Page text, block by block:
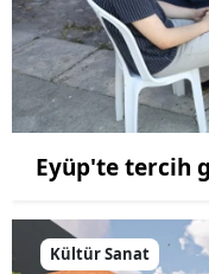
Eyüp'te tercih
Kültür Sanat